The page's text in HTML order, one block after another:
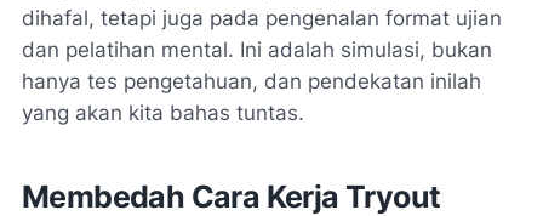
dihafal, tetapi juga pada pengenalan format ujian
dan pelatihan mental. Ini adalah simulasi, bukan
hanya tes pengetahuan, dan pendekatan inilah
yang akan kita bahas tuntas.
Membedah Cara Kerja Tryout